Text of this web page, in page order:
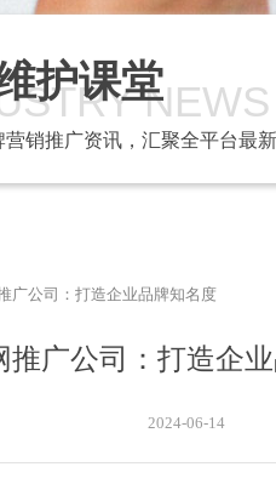
护课堂NEWS
营销推广资讯，汇聚全平台最
广公司：打造企业品牌知名度
推广公司：打造企
2024-06-14